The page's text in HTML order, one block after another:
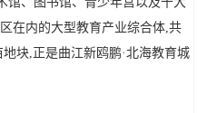
在内的大型教育产业综合体,共
块,正是曲江新鸥鹏·北海教育城